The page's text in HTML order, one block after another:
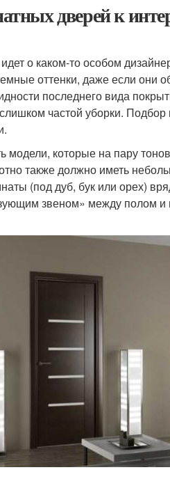
дверей к
о каком-то особом
оттенки, даже если они
последнего вида
частой уборки.
модели, которые на пару
также должно иметь
(под дуб, бук или орех)
звеном» между полом и